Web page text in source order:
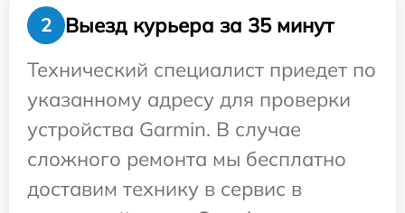
2
Выезд курьера за 35 минут
Технический специалист приедет по
указанному адресу для проверки
устройства Garmin. В случае
сложного ремонта мы бесплатно
доставим технику в сервис в